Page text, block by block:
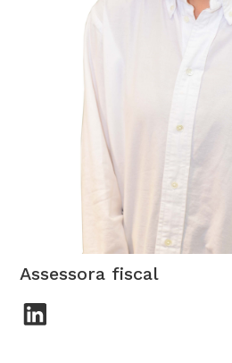
Silvia Moreno
Assessora fiscal